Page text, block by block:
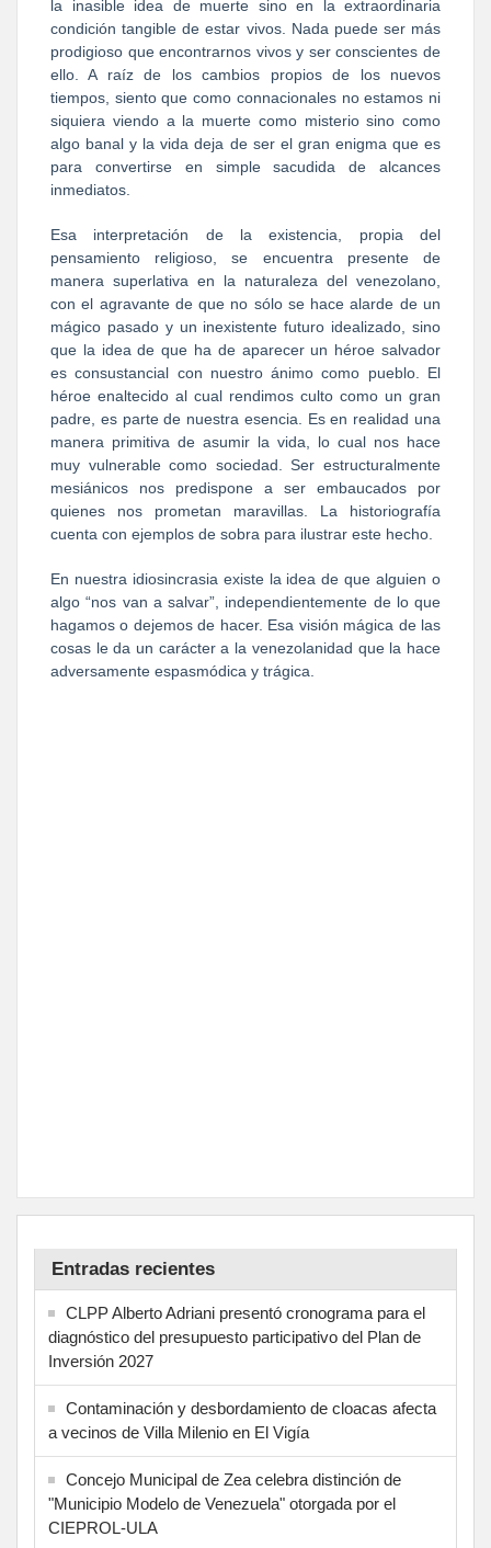
la inasible idea de muerte sino en la extraordinaria
condición tangible de estar vivos. Nada puede ser más
prodigioso que encontrarnos vivos y ser conscientes de
ello. A raíz de los cambios propios de los nuevos
tiempos, siento que como connacionales no estamos ni
siquiera viendo a la muerte como misterio sino como
algo banal y la vida deja de ser el gran enigma que es
para convertirse en simple sacudida de alcances
inmediatos.
Esa interpretación de la existencia, propia del
pensamiento religioso, se encuentra presente de
manera superlativa en la naturaleza del venezolano,
con el agravante de que no sólo se hace alarde de un
mágico pasado y un inexistente futuro idealizado, sino
que la idea de que ha de aparecer un héroe salvador
es consustancial con nuestro ánimo como pueblo. El
héroe enaltecido al cual rendimos culto como un gran
padre, es parte de nuestra esencia. Es en realidad una
manera primitiva de asumir la vida, lo cual nos hace
muy vulnerable como sociedad. Ser estructuralmente
mesiánicos nos predispone a ser embaucados por
quienes nos prometan maravillas. La historiografía
cuenta con ejemplos de sobra para ilustrar este hecho.
En nuestra idiosincrasia existe la idea de que alguien o
algo “nos van a salvar”, independientemente de lo que
hagamos o dejemos de hacer. Esa visión mágica de las
cosas le da un carácter a la venezolanidad que la hace
adversamente espasmódica y trágica.
Entradas recientes
CLPP Alberto Adriani presentó cronograma para el
diagnóstico del presupuesto participativo del Plan de
Inversión 2027
Contaminación y desbordamiento de cloacas afecta
a vecinos de Villa Milenio en El Vigía
Concejo Municipal de Zea celebra distinción de
"Municipio Modelo de Venezuela" otorgada por el
CIEPROL-ULA